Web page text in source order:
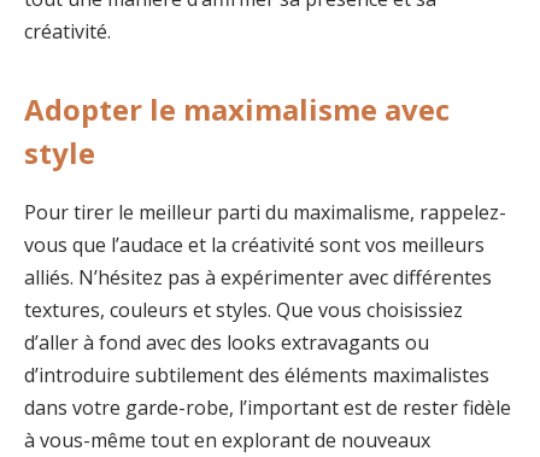
créativité.
Adopter le maximalisme avec
style
Pour tirer le meilleur parti du maximalisme, rappelez-
vous que l’audace et la créativité sont vos meilleurs
alliés. N’hésitez pas à expérimenter avec différentes
textures, couleurs et styles. Que vous choisissiez
d’aller à fond avec des looks extravagants ou
d’introduire subtilement des éléments maximalistes
dans votre garde-robe, l’important est de rester fidèle
à vous-même tout en explorant de nouveaux